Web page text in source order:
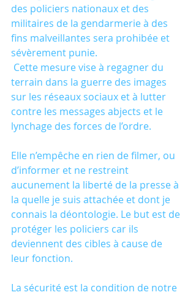
des policiers nationaux et des
militaires de la gendarmerie à des
fins malveillantes sera prohibée et
sévèrement punie.
terrain dans la guerre des images
sur les réseaux sociaux et à lutter
contre les messages abjects et le
lynchage des forces de l’ordre.
Elle n’empêche en rien de filmer, ou
d’informer et ne restreint
aucunement la liberté de la presse à
la quelle je suis attachée et dont je
connais la déontologie. Le but est de
protéger les policiers car ils
deviennent des cibles à cause de
leur fonction.
La sécurité est la condition de notre